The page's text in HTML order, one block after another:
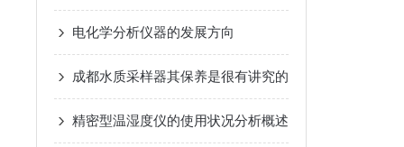
电化学分析仪器的发展方向
成都水质采样器其保养是很有讲究的
精密型温湿度仪的使用状况分析概述